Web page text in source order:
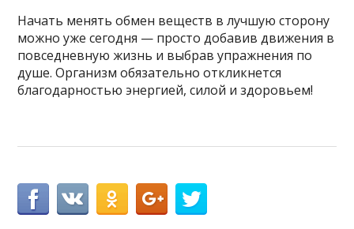
Начать менять обмен веществ в лучшую сторону
можно уже сегодня — просто добавив движения в
повседневную жизнь и выбрав упражнения по
душе. Организм обязательно откликнется
благодарностью энергией, силой и здоровьем!